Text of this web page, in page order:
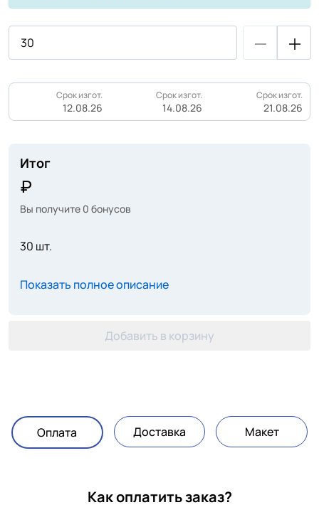
Срок изгот.
12.08.26
Срок изгот.
14.08.26
Срок изгот.
21.08.26
Итог
Вы получите 0 бонусов
30 шт.
Показать полное описание
Добавить в корзину
Оплата Доставка Макет
Как оплатить заказ?